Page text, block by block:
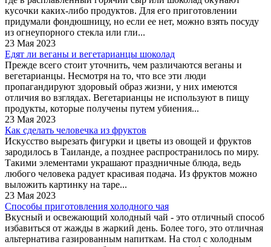
кусочки каких-либо продуктов. Для его приготовлении
придумали фондюшницу, но если ее нет, можно взять посуду
из огнеупорного стекла или гли...
23 Мая 2023
Едят ли веганы и вегетарианцы шоколад
Прежде всего стоит уточнить, чем различаются веганы и
вегетарианцы. Несмотря на то, что все эти люди
пропагандируют здоровый образ жизни, у них имеются
отличия во взглядах. Вегетарианцы не используют в пищу
продукты, которые получены путем убиения...
23 Мая 2023
Как сделать человечка из фруктов
Искусство вырезать фигурки и цветы из овощей и фруктов
зародилось в Таиланде, а позднее распространилось по миру.
Такими элементами украшают праздничные блюда, ведь
любого человека радует красивая подача. Из фруктов можно
выложить картинку на таре...
23 Мая 2023
Способы приготовления холодного чая
Вкусный и освежающий холодный чай - это отличный способ
избавиться от жажды в жаркий день. Более того, это отличная
альтернатива газированным напиткам. На стол с холодным